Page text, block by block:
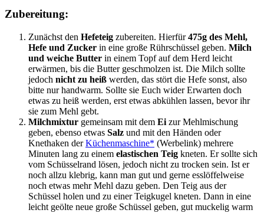
Zubereitung:
Zunächst den Hefeteig zubereiten. Hierfür475g des Mehl,
Hefe und Zucker in eine große Rührschüssel geben. Milch
und weiche Butter in einem Topf auf dem Herd leicht
erwärmen, bis die Butter geschmolzen ist. Die Milch sollte
jedoch nicht zu heiß werden, das stört die Hefe sonst, also
bitte nur handwarm. Sollte sie Euch wider Erwarten doch
etwas zu heiß werden, erst etwas abkühlen lassen, bevor ihr
sie zum Mehl gebt.
Milchmixtur gemeinsam mit dem Ei zur Mehlmischung
geben, ebenso etwas Salz und mit den Händen oder
Knethaken derKüchenmaschine* (Werbelink) mehrere
Minuten lang zu einem elastischen Teig kneten. Er sollte sich
vom Schüsselrand lösen, jedoch nicht zu trocken sein. Ist er
noch allzu klebrig, kann man gut und gerne esslöffelweise
noch etwas mehr Mehl dazu geben. Den Teig aus der
Schüssel holen und zu einer Teigkugel kneten. Dann in eine
leicht geölte neue große Schüssel geben, gut muckelig warm